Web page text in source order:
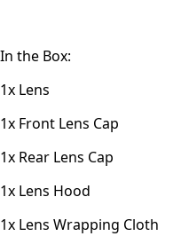
In the Box:
1x Lens
1x Front Lens Cap
1x Rear Lens Cap
1x Lens Hood
1x Lens Wrapping Cloth